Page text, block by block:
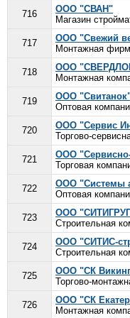
716
ООО "СВАН"
Магазин
717
ООО "Свежий
Монтажная
718
ООО
Монтажная
719
ООО
Оптовая
720
ООО "Сервис
Торгово-
721
ООО "Сервисно-
Торговая
722
ООО "Системы
Оптовая
723
ООО
Строительная
724
ООО "СИТИС-
Строительная
725
ООО "СК
Торгово-
726
ООО "СК
Монтажная